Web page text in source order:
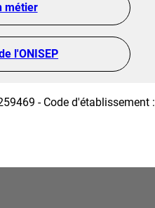
métier
l'ONISEP
- Code d'établissement :